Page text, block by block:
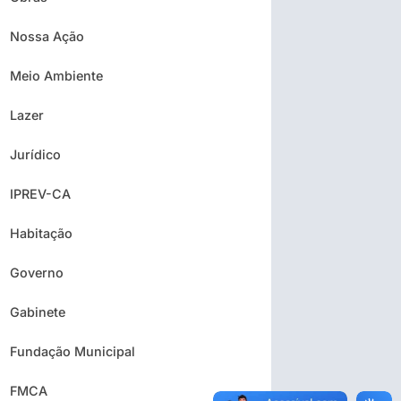
Nossa Ação
Meio Ambiente
Lazer
Jurídico
IPREV-CA
Habitação
Governo
Gabinete
Fundação Municipal
FMCA